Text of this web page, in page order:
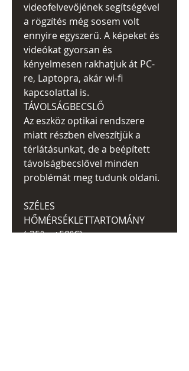
videofelvevőjének segítségével
a rögzítés még sosem volt
ennyire egyszerű. A képeket és
videókat gyorsan és
kényelmesen rakhatjuk át PC-
re, Laptopra, akár wi-fi
kapcsolattal is.
TÁVOLSÁGBECSLŐ
Az eszköz optikai rendszere
miatt részben elveszítjük a
térlátásunkat, de a beépített
távolságbecslővel minden
problémát meg tudunk oldani.
SZÉLES
HŐMÉRSÉKLETTARTOMÁNY
(-25° – +50°C)